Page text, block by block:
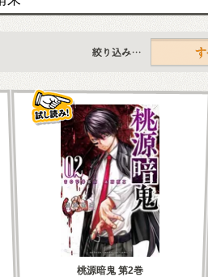
すべて
桃源暗鬼 第2巻